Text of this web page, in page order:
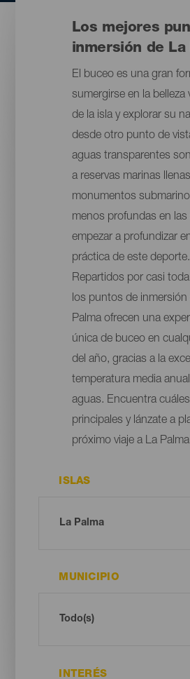
Los mejores
inmersión de La
El buceo es una gran
sumergirse en la belleza
de la isla y explorar su
desde otro punto de
aguas transparentes
a reservas marinas
monumentos
menos profundas en las
empezar a profundizar
práctica de este deporte.
Repartidos por casi
los puntos de inmersión
Palma ofrecen una
única de buceo en
del año, gracias a la
temperatura media
aguas. Encuentra
principales y lánzate a
próximo viaje a La
ISLAS
MUNICIPIO
INTERÉS